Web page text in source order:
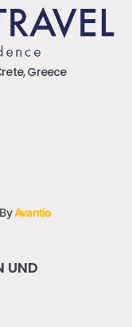
Greece
Avantio
UND